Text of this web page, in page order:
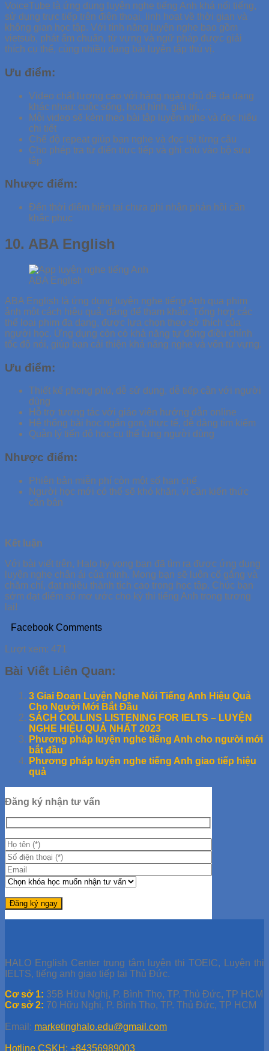
VoiceTube là ứng dụng luyện nghe tiếng Anh khá nổi tiếng,
sử dụng trực tiếp trên điện thoại, linh hoạt về thời gian và
không gian học tập. Với tính năng luyện nghe bao gồm
vietsub, phát ẩm chuẩn, từ vựng và ngữ pháp được giải
thích cụ thể, cùng nhiều dạng bài luyện tập thú vị.
Ưu điểm:
Video chất lượng cao với hàng ngàn chủ đề đa dạng
khác nhau: cuộc sống, hoạt hình, giải trí, …
Mỗi video sẽ kèm theo bài tập luyện nghe và đọc hiểu
chi tiết
Chế độ repeat giúp bạn nghe và đọc lại từng câu
Cho phép tra từ điển trực tiếp và ghi chú vào bộ sưu
tập
Nhược điểm:
Đến thời điểm hiện tại chưa ghi nhận phản hồi cần
khắc phục
10. ABA English
ABA English
ABA English là ứng dụng luyện nghe tiếng Anh qua phim
ảnh một cách hiệu quả, đáng để tham khảo. Tổng hợp các
thể loại phim đa dạng, được lựa chọn theo sở thích của
người học. Ứng dụng còn có khả năng tự động điều chỉnh
tốc độ nói, giúp bạn cải thiện khả năng nghe và vốn từ vựng.
Ưu điểm:
Thiết kế phong phú, dễ sử dụng, dễ tiếp cận với người
dùng
Hỗ trợ tương tác với giáo viên hướng dẫn online
Hệ thống bài học ngắn gọn, thực tế, dễ dàng tìm kiếm
Quản lý tiến độ học cụ thể từng người dùng
Nhược điểm:
Phiên bản miễn phí còn một số hạn chế
Người học mới có thể sẽ khó khăn, vì cần kiến thức
căn bản
Kết luận
Với bài viết trên, Halo hy vọng bạn đã tìm ra được ứng dụng
luyện nghe chân ái của mình. Mong bạn sẽ luôn cố gắng và
chăm chỉ, đạt nhiều thành tích cao trong học tập. Chúc bạn
sớm đạt điểm số mơ ước cho kỳ thi tiếng Anh trong tương
lai!
Facebook Comments
Lượt xem: 471
Bài Viết Liên Quan:
3 Giai Đoạn Luyện Nghe Nói Tiếng Anh Hiệu Quả
Cho Người Mới Bắt Đầu
SÁCH COLLINS LISTENING FOR IELTS – LUYỆN
NGHE HIỆU QUẢ NHẤT 2023
Phương pháp luyện nghe tiếng Anh cho người mới
bắt đầu
Phương pháp luyện nghe tiếng Anh giao tiếp hiệu
quả
Đăng ký nhận tư vấn
HALO English Center trung tâm luyện thi TOEIC, Luyện thi
IELTS, tiếng anh giao tiếp tại Thủ Đức.
Cơ sở 1: 35B Hữu Nghị, P. Bình Thọ, TP. Thủ Đức, TP HCM
Cơ sở 2: 70 Hữu Nghị, P. Bình Thọ, TP. Thủ Đức, TP HCM
Email: marketinghalo.edu@gmail.com
Hotline CSKH: +84356989003